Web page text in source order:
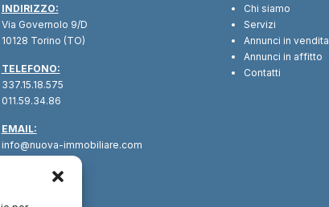
INDIRIZZO:
Via Governolo 9/D
10128 Torino (TO)
TELEFONO:
337.15.18.575
011.59.34.86
EMAIL:
info@nuova-immobiliare.com
Chi siamo
Servizi
Annunci in vendita
Annunci in affitto
Contatti